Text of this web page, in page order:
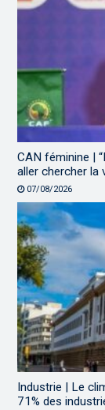
CAN féminine |
aller chercher la
07/08/2026
Industrie | Le
71% des